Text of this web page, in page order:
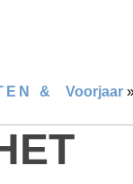
Voorjaar
&